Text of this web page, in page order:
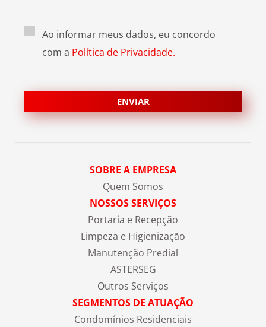
Ao informar meus dados, eu concordo
com a Política de Privacidade.
SOBRE A EMPRESA
Quem Somos
NOSSOS SERVIÇOS
Portaria e Recepção
Limpeza e Higienização
Manutenção Predial
ASTERSEG
Outros Serviços
SEGMENTOS DE ATUAÇÃO
Condomínios Residenciais